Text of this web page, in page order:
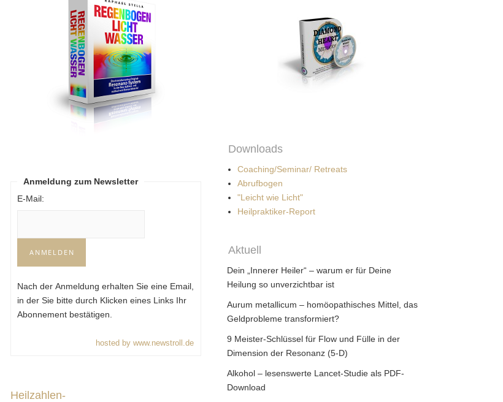
Anmeldung zum Newsletter
E-Mail:
Nach der Anmeldung erhalten Sie eine Email,
in der Sie bitte durch Klicken eines Links Ihr
Abonnement bestätigen.
hosted by www.newstroll.de
Heilzahlen-
Downloads
Coaching/Seminar/ Retreats
Abrufbogen
"Leicht wie Licht"
Heilpraktiker-Report
Aktuell
Dein „Innerer Heiler“ – warum er für Deine
Heilung so unverzichtbar ist
Aurum metallicum – homöopathisches Mittel, das
Geldprobleme transformiert?
9 Meister-Schlüssel für Flow und Fülle in der
Dimension der Resonanz (5-D)
Alkohol – lesenswerte Lancet-Studie als PDF-
Download